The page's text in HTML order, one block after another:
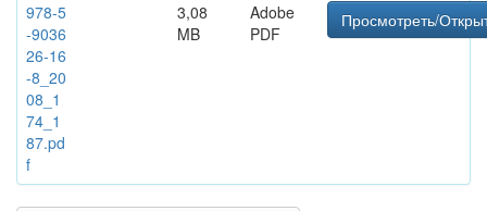
978-5
-9036
26-16
-8_20
08_1
74_1
87.pd
f
3,08
MB
Adobe
PDF
Просмотреть/